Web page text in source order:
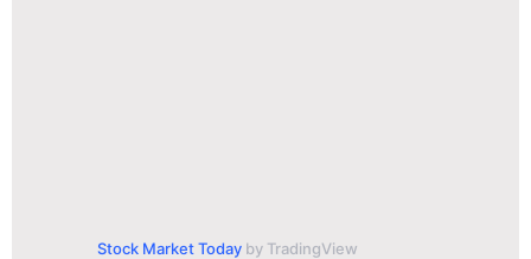
Stock Market Today by TradingView